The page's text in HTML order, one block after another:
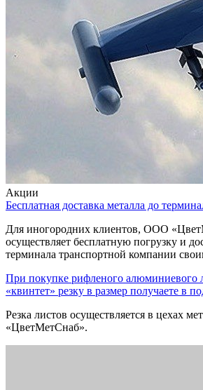
Акции
Бесплатная доставка металла до
Для иногородних клиентов, ООО
осуществляет бесплатную погрузку и
терминала транспортной компании
При покупке рифленого
«квинтет» резку в размер получаете в
Резка листов осуществляется в цехах
«ЦветМетСнаб».